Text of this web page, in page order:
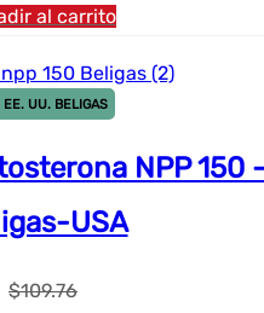
al carrito
EE. UU. BELIGAS
NPP 150
USA
$109.76